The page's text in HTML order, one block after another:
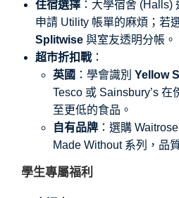
住宿選擇 ：大學宿舍 (Halls)
申請 Utility 帳單的麻煩；若
Splitwise 與室友透明分帳。
超市折扣戰：
英國 ：學會識別 Yellow
Tesco 或 Sainsbury’s
至更低的食品。
自有品牌 ：選購
Made Without 系列，品
學生專屬福利